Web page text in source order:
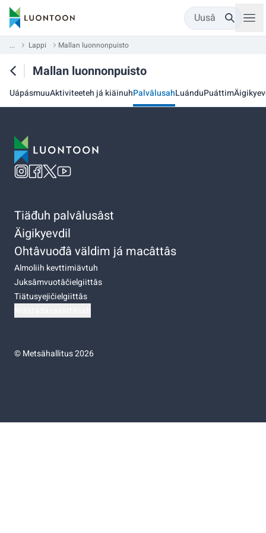
Uusâ
... Lappi Mallan luonnonpuisto
Mallan luonnonpuisto
UápásmuuAktiviteeteh já kiäinuhPalvâlusahLuánduPuáttim
Tiäđuh palvâlusâst
Äigikyevdil
Ohtâvuođâ väldim já macâttâs
Almoliih kevttimiävtuh
Juksâmvuotâčielgiittâs
Tiätusyejičielgiittâs
©Metsähallitus 2026